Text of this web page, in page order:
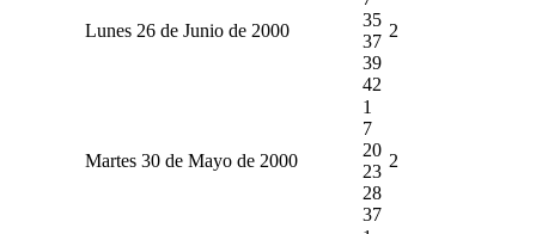
Lunes 26 de Junio de 2000
35
37
39
42
2
Martes 30 de Mayo de 2000
1
7
20
23
28
37
2